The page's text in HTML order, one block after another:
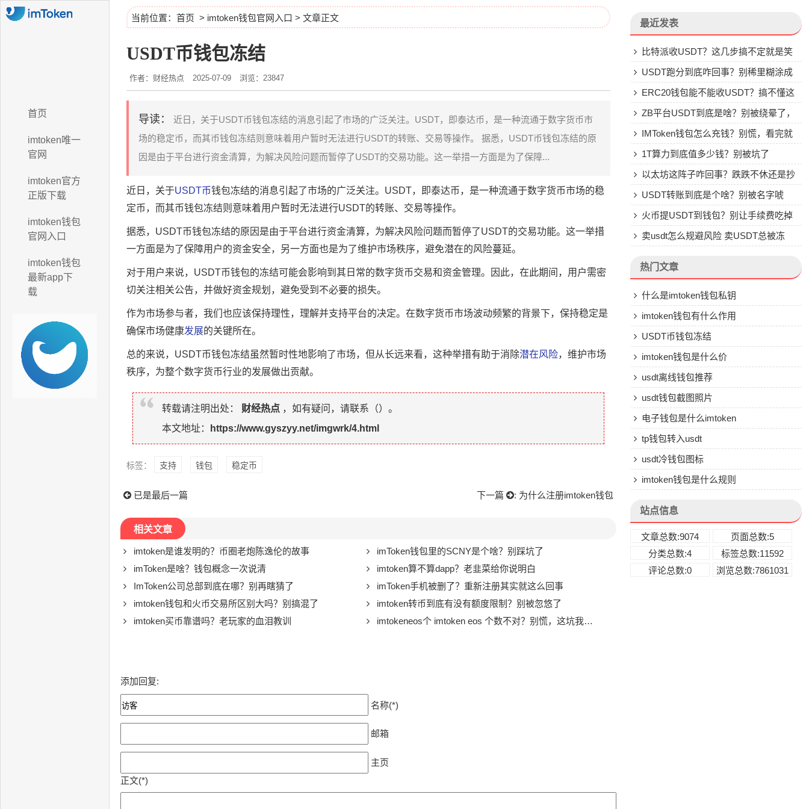
首页
imtoken唯一
官网
imtoken官方
正版下载
imtoken钱包
官网入口
imtoken钱包
最新app下
载
当前位置： 首页 > imtoken钱包官网入口 > 文章正文
USDT币钱包冻结
作者：财经热点 2025-07-09 浏览：23847
导读：
近日，关于USDT币钱包冻结的消息引起了市场的广泛关注。USDT，即泰达币，是一种流通于数字货币市
场的稳定币，而其币钱包冻结则意味着用户暂时无法进行USDT的转账、交易等操作。 据悉，USDT币钱包冻结的原
因是由于平台进行资金清算，为解决风险问题而暂停了USDT的交易功能。这一举措一方面是为了保障...
近日，关于USDT币钱包冻结的消息引起了市场的广泛关注。USDT，即泰达币，是一种流通于数字货币市场的稳
定币，而其币钱包冻结则意味着用户暂时无法进行USDT的转账、交易等操作。
据悉，USDT币钱包冻结的原因是由于平台进行资金清算，为解决风险问题而暂停了USDT的交易功能。这一举措
一方面是为了保障用户的资金安全，另一方面也是为了维护市场秩序，避免潜在的风险蔓延。
对于用户来说，USDT币钱包的冻结可能会影响到其日常的数字货币交易和资金管理。因此，在此期间，用户需密
切关注相关公告，并做好资金规划，避免受到不必要的损失。
作为市场参与者，我们也应该保持理性，理解并支持平台的决定。在数字货币市场波动频繁的背景下，保持稳定是
确保市场健康发展的关键所在。
总的来说，USDT币钱包冻结虽然暂时性地影响了市场，但从长远来看，这种举措有助于消除潜在风险，维护市场
秩序，为整个数字货币行业的发展做出贡献。
转载请注明出处： 财经热点 ，如有疑问，请联系（）。
本文地址：
https://www.gyszyy.net/imgwrk/4.html
标签： 支持 钱包 稳定币
已是最后一篇 下一篇 : 为什么注册imtoken钱包
相关文章
imtoken是谁发明的？币圈老炮陈逸伦的故事
imToken钱包里的SCNY是个啥？别踩坑了
imToken是啥？钱包概念一次说清
imtoken算不算dapp？老韭菜给你说明白
ImToken公司总部到底在哪？别再瞎猜了
imToken手机被删了？重新注册其实就这么回事
imtoken钱包和火币交易所区别大吗？别搞混了
imtoken转币到底有没有额度限制？别被忽悠了
imtoken买币靠谱吗？老玩家的血泪教训
imtokeneos个 imtoken eos 个数不对？别慌，这坑我踩过
添加回复:
名称(*)
邮箱
主页
正文(*)
最近发表
比特派收USDT？这几步搞不定就是笑
话USDT跑分到底咋回事？别稀里糊涂成
了帮凶
ERC20钱包能不能收USDT？搞不懂这
些别乱转
ZB平台USDT到底是啥？别被绕晕了，
说点大实话
IMToken钱包怎么充钱？别慌，看完就
会1T算力到底值多少钱？别被坑了
以太坊这阵子咋回事？跌跌不休还是抄
底机会？
USDT转账到底是个啥？别被名字唬
住，一文说透
火币提USDT到钱包？别让手续费吃掉
你的钱
卖usdt怎么规避风险 卖USDT总被冻
热门文章
什么是imtoken钱包私钥
imtoken钱包有什么作用
USDT币钱包冻结
imtoken钱包是什么价
usdt离线钱包推荐
usdt钱包截图照片
电子钱包是什么imtoken
tp钱包转入usdt
usdt冷钱包图标
imtoken钱包是什么规则
站点信息
文章总数:9074
页面总数:5
分类总数:4
标签总数:11592
评论总数:0
浏览总数:7861031